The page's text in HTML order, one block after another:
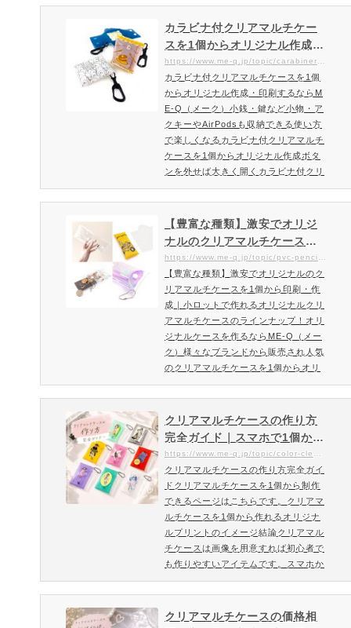
便利なマルチケースを1個からオリジ
ナル作成ボタンを外せば大きく開くク
リアマルチケースのコンパクトサイズ
登場！今人気の中身がみえるクリア素
ンパクトサイズが登場！カード・コイ
ン（小銭）・鍵などの小物入…
カラビナ付クリアマルチケー
スを1個からオリジナル作成・
印刷するならME-Q（メーク）
カラビナ付クリアマルチケースを1個
からオリジナル作成・印刷するならM
E-Q（メーク）小銭・鍵など小物・ア
クキーやAirPodsも収納できる使い方
で楽しくなるカラビナ付クリアマルチ
ケースを1個からオリジナル作成ボタ
ンを外せば大きく開くカラビナ付クリ
アマルチケース小銭・鍵など小物・ア
クキーやAirPodsも収納できる使い方
で楽しくなる「カラビナ付クリアマル
リア素材のグッズです。もちろん1個
ルチケースがお作り頂けます。個人用
はもちろん同人グッズとしても…
【豊富な種類】激安でオリジ
ナルのクリアマルチケースを1
個から印刷・作成｜小ロット
で作れるオリジナルクリアマ
ルチケースのラインナップ！
オリジナルケースを作るなら
ME-Q（メーク）
【豊富な種類】激安でオリジナルのク
リアマルチケースを1個から印刷・作
成｜小ロットで作れるオリジナルクリ
アマルチケースのラインナップ！オリ
ジナルケースを作るならME-Q（メー
ク）様々なブランドから販売され人気
のクリアマルチケースを1個からオリ
ジナル制作・印刷頂けます。ME-Qで
はサイズやカラーも豊富！オリジナル
クリアマルチケースのラインナップを
ぜひご覧下さい。ME-Qでオススメの
クリアマルチケースのラインナップを
からグッズとして販売されているクリ
アマルチケース。個人利用はも…
クリアマルチケースの作り方
完全ガイド｜スマホで1個から
オリジナルプリント制作
クリアマルチケースの作り方完全ガイ
ドクリアマルチケースを1個から制作
できるページはこちらです。クリアマ
ルチケースを1個から作れるオリジナ
ルプリントのイメージ結論クリアマル
チケースは画像を用意すれば初心者で
も作りやすいアイテムです。スマホか
らでもデザイン確認がしやすく、1個
から制作を始められます。作成前に用
途を決めることで満足度の高い仕上が
クリアマルチケースの価格相